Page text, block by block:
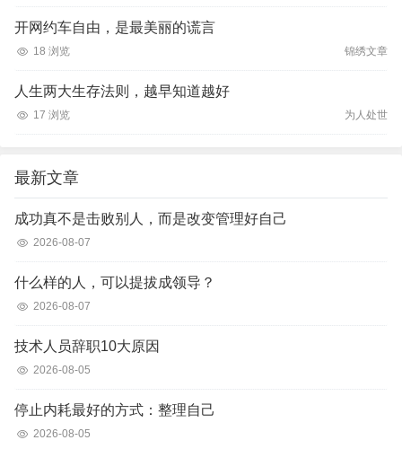
开网约车自由，是最美丽的谎言
18 浏览 锦绣文章
人生两大生存法则，越早知道越好
17 浏览 为人处世
最新文章
成功真不是击败别人，而是改变管理好自己
2026-08-07
什么样的人，可以提拔成领导？
2026-08-07
技术人员辞职10大原因
2026-08-05
停止内耗最好的方式：整理自己
2026-08-05